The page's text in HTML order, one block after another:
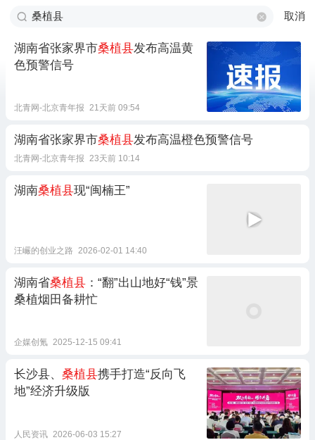
取消
湖南省张家界市桑植县发布高温黄
色预警信号
北青网-北京青年报 21天前 09:54
湖南省张家界市桑植县发布高温橙色预警信号
北青网-北京青年报 23天前 10:14
湖南桑植县现“闽楠王”
汪巗的创业之路 2026-02-01 14:40
湖南省桑植县 ：“翻”出山地好“钱”景
桑植烟田备耕忙
企媒创氪 2025-12-15 09:41
长沙县、 桑植县携手打造“反向飞
地”经济升级版
人民资讯 2026-06-03 15:27